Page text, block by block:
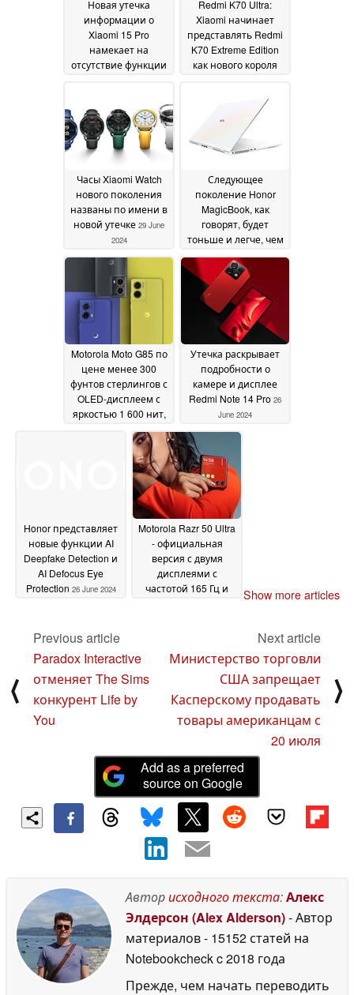
Новая утечка
информации о
Xiaomi 15 Pro
намекает на
отсутствие функции
предшественнике29
June 2024
Redmi K70 Ultra:
Xiaomi начинает
представлять Redmi
K70 Extreme Edition
как нового короля
Note 13 Pro Plus,
конкурирующей с 5G
29 June 2024
Часы Xiaomi Watch
нового поколения
названы по имени в
новой утечке 29 June
2024
Следующее
поколение Honor
MagicBook, как
говорят, будет
тоньше и легче, чем
MacBook от Huawei
June 2024
Motorola Moto G85 по
цене менее 300
фунтов стерлингов с
OLED-дисплеем с
яркостью 1 600 нит,
конкуренцию Xiaomi
Redmi Note 13 Pro 5G
26 June 2024
Утечка раскрывает
подробности о
камере и дисплее
Redmi Note 14 Pro 26
June 2024
Honor представляет
новые функции AI
Deepfake Detection и
AI Defocus Eye
Protection 26 June 2024
Motorola Razr 50 Ultra
- официальная
версия с двумя
дисплеями с
частотой 165 Гц и
Show more articles
⟨
Previous article
Paradox Interactive
отменяет The Sims
конкурент Life by
You
Next article
Министерство торговли
США запрещает
Касперскому продавать
товары американцам с
20 июля
⟩
Add as a preferred
source on Google
Авторисходного текста:Алекс
Элдерсон (Alex Alderson)- Автор
материалов- 15152 статей на
Notebookcheckc 2018 года
Прежде, чем начать переводить